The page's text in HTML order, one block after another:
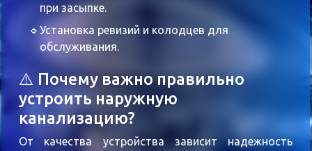
при засыпке.
Установка ревизий и колодцев для
обслуживания.
⚠️ Почему важно правильно
устроить наружную
канализацию?
От качества устройства зависит надежность